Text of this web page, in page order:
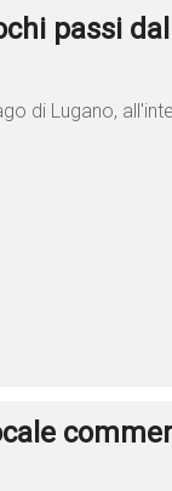
passi
di Lugano,